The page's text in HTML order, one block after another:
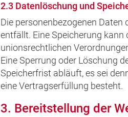
2.3 Datenlöschung und
Die personenbezogenen
entfällt. Eine Speicherung
unionsrechtlichen
Eine Sperrung oder Löschung
Speicherfrist abläuft, es sei
eine Vertragserfüllung besteht.
3. Bereitstellung der